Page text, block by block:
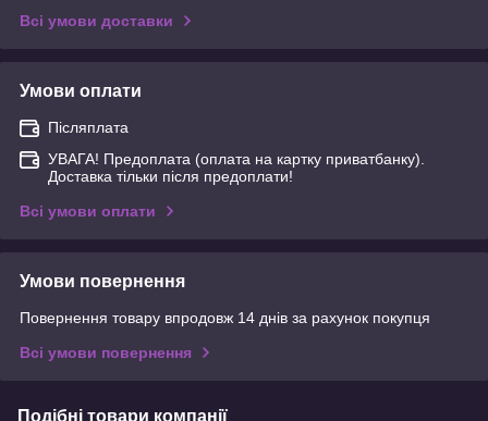
Всі умови доставки
Умови оплати
Післяплата
УВАГА! Предоплата (оплата на картку приватбанку).
Доставка тільки після предоплати!
Всі умови оплати
Умови повернення
Повернення товару впродовж 14 днів за рахунок покупця
Всі умови повернення
Подібні товари компанії